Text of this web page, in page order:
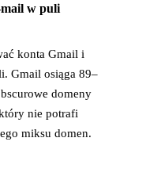
mail w puli
konta Gmail i
Gmail osiąga 89–
domeny
nie potrafi
miksu domen.